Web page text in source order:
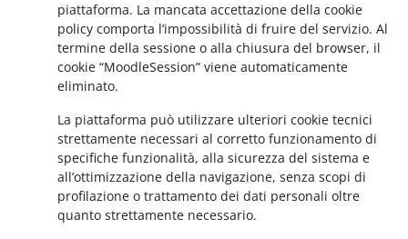
piattaforma. La mancata accettazione della cookie
policy comporta l’impossibilità di fruire del servizio. Al
termine della sessione o alla chiusura del browser, il
cookie “MoodleSession” viene automaticamente
eliminato.
La piattaforma può utilizzare ulteriori cookie tecnici
strettamente necessari al corretto funzionamento di
specifiche funzionalità, alla sicurezza del sistema e
all’ottimizzazione della navigazione, senza scopi di
profilazione o trattamento dei dati personali oltre
quanto strettamente necessario.